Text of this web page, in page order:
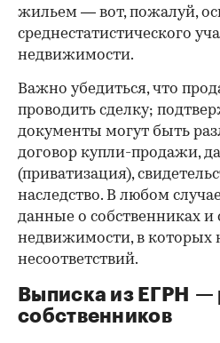
жильем — вот, пожалуй,
среднестатистического
недвижимости.
Важно убедиться, что
проводить сделку;
документы могут быть
договор купли-продажи,
(приватизация),
наследство. В любом
данные о собственниках и
недвижимости, в которых
несоответствий.
Выписка из ЕГРН —
собственников